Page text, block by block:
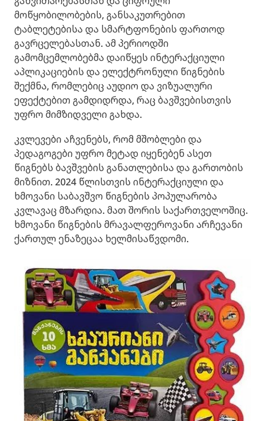
მოწყობილობების, განსაკუთრებით
ტაბლეტებისა და სმარტფონების ფართოდ
გავრცელებასთან. ამ პერიოდში
გამომცემლობებმა დაიწყეს ინტერაქციული
აპლიკაციების და ელექტრონული წიგნების
შექმნა, რომლებიც აუდიო და ვიზუალური
ეფექტებით გამდიდრდა, რაც ბავშვებისთვის
უფრო მიმზიდველი გახდა.
კვლევები აჩვენებს, რომ მშობლები და
პედაგოგები უფრო მეტად იყენებენ ასეთ
წიგნებს ბავშვების განათლებისა და გართობის
მიზნით. 2024 წლისთვის ინტერაქციული და
ხმოვანი საბავშვო წიგნების პოპულარობა
კვლავაც მზარდია. მათ შორის საქართველოშიც.
ხმოვანი წიგნების მრავალფეროვანი არჩევანი
ქართულ ენაზეცაა ხელმისაწვდომი.